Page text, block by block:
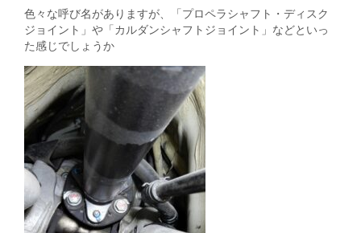
色々な呼び名がありますが、「プロペラシャフト・ディスク
ジョイント」や「カルダンシャフトジョイント」などといっ
た感じでしょうか